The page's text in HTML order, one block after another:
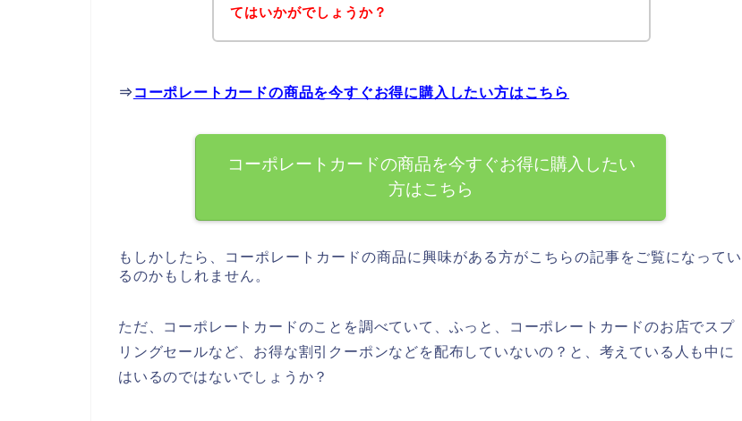
てはいかがでしょうか？
⇒ コーポレートカードの商品を今すぐお得に購入したい方はこちら
コーポレートカードの商品を今すぐお得に購入したい
方はこちら
もしかしたら、コーポレートカードの商品に興味がある方がこちらの記事をご覧になってい
るのかもしれません。
ただ、コーポレートカードのことを調べていて、ふっと、コーポレートカードのお店でスプ
リングセールなど、お得な割引クーポンなどを配布していないの？と、考えている人も中に
はいるのではないでしょうか？